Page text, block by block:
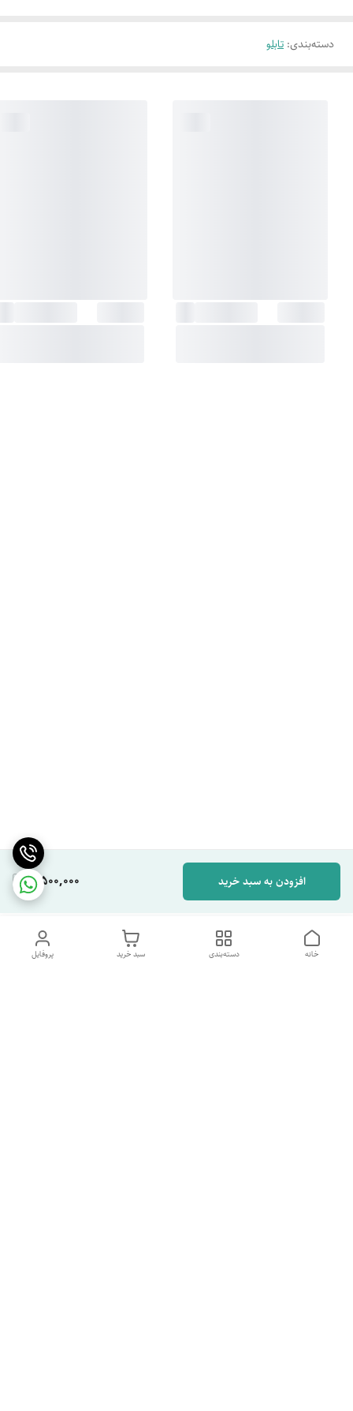
3,500,000 افزودن به سبد خرید
دسته‌بندی: تابلو
پروفایل سبد خرید دسته‌بندی خانه